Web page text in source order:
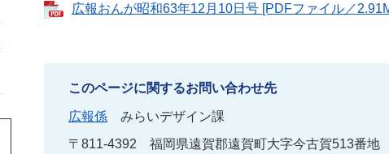
広報おんが昭和63年12月10日号 [PDFファイル／
このページに関するお問い合わせ先
広報係
みらいデザイン課
〒811-4392
福岡県遠賀郡遠賀町大字今古賀513番地